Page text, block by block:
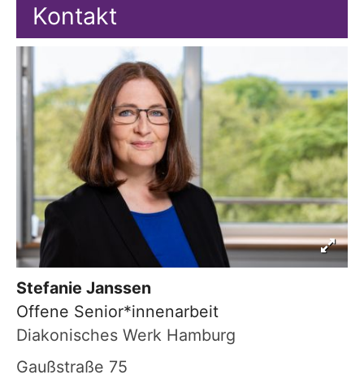
Kontakt
Stefanie Janssen
Offene Senior*innenarbeit
Diakonisches Werk Hamburg
Gaußstraße 75